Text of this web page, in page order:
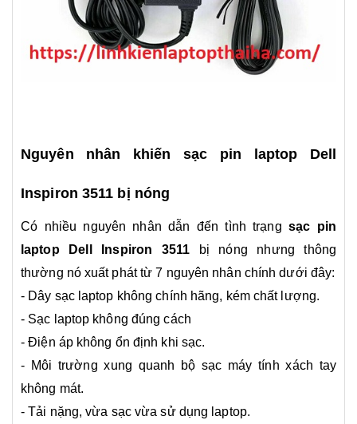
Nguyên nhân khiến sạc pin laptop Dell
Inspiron 3511 bị nóng
Có nhiều nguyên nhân dẫn đến tình trạngsạc pin
laptop
Dell Inspiron 3511 bị nóng nhưng thông
thường nó xuất phát từ 7 nguyên nhân chính dưới đây:
- Dây sạc laptop không chính hãng, kém chất lượng.
- Sạc laptop không đúng cách
- Điện áp không ổn định khi sạc.
- Môi trường xung quanh bộ sạc máy tính xách tay
không mát.
- Tải nặng, vừa sạc vừa sử dụng laptop.